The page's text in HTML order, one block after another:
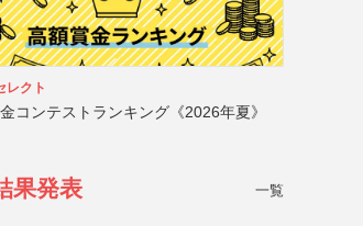
レクト
コンテストランキング《2026年夏》
果発表 一覧